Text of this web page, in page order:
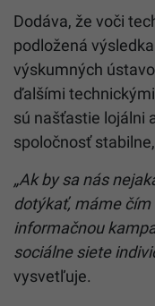
Dodáva, že voči
podložená
výskumných
ďalšími
sú našťastie lojálni
spoločnosť
„Ak by sa nás
dotýkať, máme
informačnou
sociálne siete
vysvetľuje.